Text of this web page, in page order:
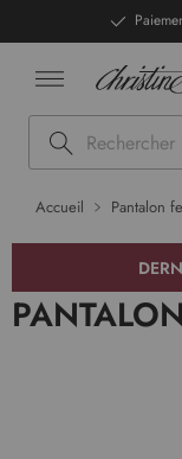
Paiement
Rechercher
Accueil Pantalon